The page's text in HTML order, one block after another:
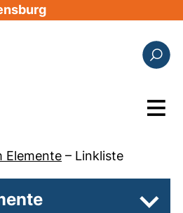
Direkt zum Inhalt
Menü
Elemente – Linkliste